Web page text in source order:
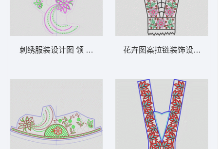
刺绣服装设计图 领 衣边下摆 中东阿拉伯 泰花卉图案拉链装饰设计 领